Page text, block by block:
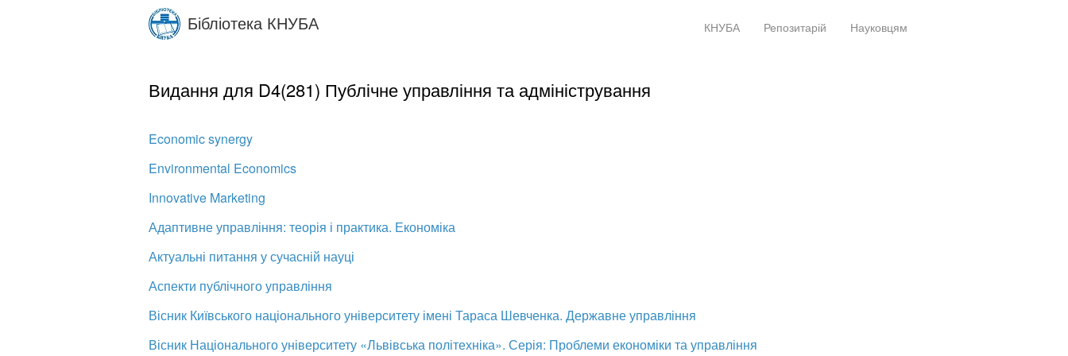
Бібліотека КНУБА КНУБА Репозитарій Науковцям
Видання для D4(281) Публічне управління та адміністрування
Economic synergy
Environmental Economics
Innovative Marketing
Адаптивне управління: теорія і практика. Економіка
Актуальні питання у сучасній науці
Аспекти публічного управління
Вісник Київського національного університету імені Тараса Шевченка. Державне управління
Вісник Національного університету «Львівська політехніка». Серія: Проблеми економіки та управління